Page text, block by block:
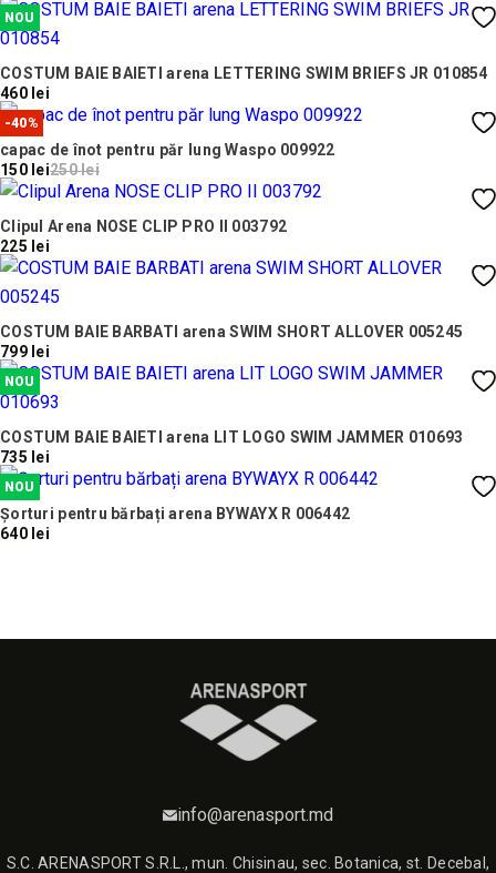
NOU
COSTUM BAIE BAIETI arena LETTERING SWIM BRIEFS JR 010854
460 lei
-40%
capac de înot pentru păr lung Waspo 009922
150 lei250 lei
Clipul Arena NOSE CLIP PRO II 003792
225 lei
COSTUM BAIE BARBATI arena SWIM SHORT ALLOVER 005245
799 lei
NOU
COSTUM BAIE BAIETI arena LIT LOGO SWIM JAMMER 010693
735 lei
NOU
Șorturi pentru bărbați arena BYWAYX R 006442
640 lei
info@arenasport.md
S.C. ARENASPORT S.R.L., mun. Chisinau, sec. Botanica, st. Decebal,